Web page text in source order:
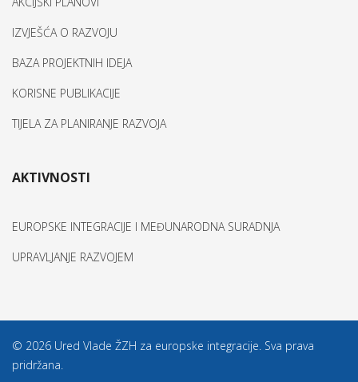
IZVJEŠĆA O RAZVOJU
BAZA PROJEKTNIH IDEJA
KORISNE PUBLIKACIJE
TIJELA ZA PLANIRANJE RAZVOJA
AKTIVNOSTI
EUROPSKE INTEGRACIJE I MEĐUNARODNA SURADNJA
UPRAVLJANJE RAZVOJEM
© 2026 Ured Vlade ŽZH za europske integracije. Sva prava
pridržana.